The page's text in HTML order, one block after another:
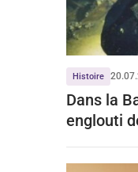
Histoire
Dans la
englouti